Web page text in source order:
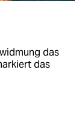
das
das